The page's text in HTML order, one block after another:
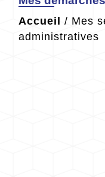
Accueil / Mes
administratives